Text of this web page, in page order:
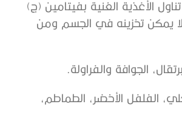
الأغذية الغنية بفيتامين (ج)
يمكن تخزينه في الجسم ومن
الجوافة والفراولة.
الفلفل الأخضر، الطماطم،